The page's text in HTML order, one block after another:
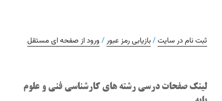
ثبت نام در سایت/بازیابی رمز عبور/ ورود از صفحه ای مستقل
لینک صفحات درسی رشته های کارشناسی فنی و علوم